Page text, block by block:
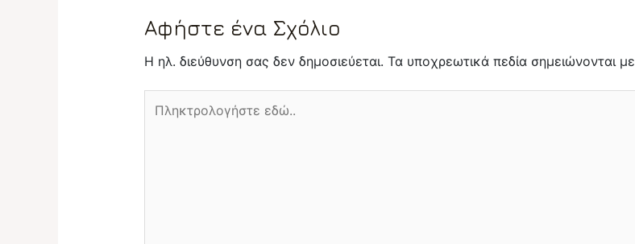
Αφήστε ένα Σχόλιο
Η ηλ. διεύθυνση σας δεν δημοσιεύεται. Τα υποχρεωτικά πεδία σημειώνονται με
εδώ..